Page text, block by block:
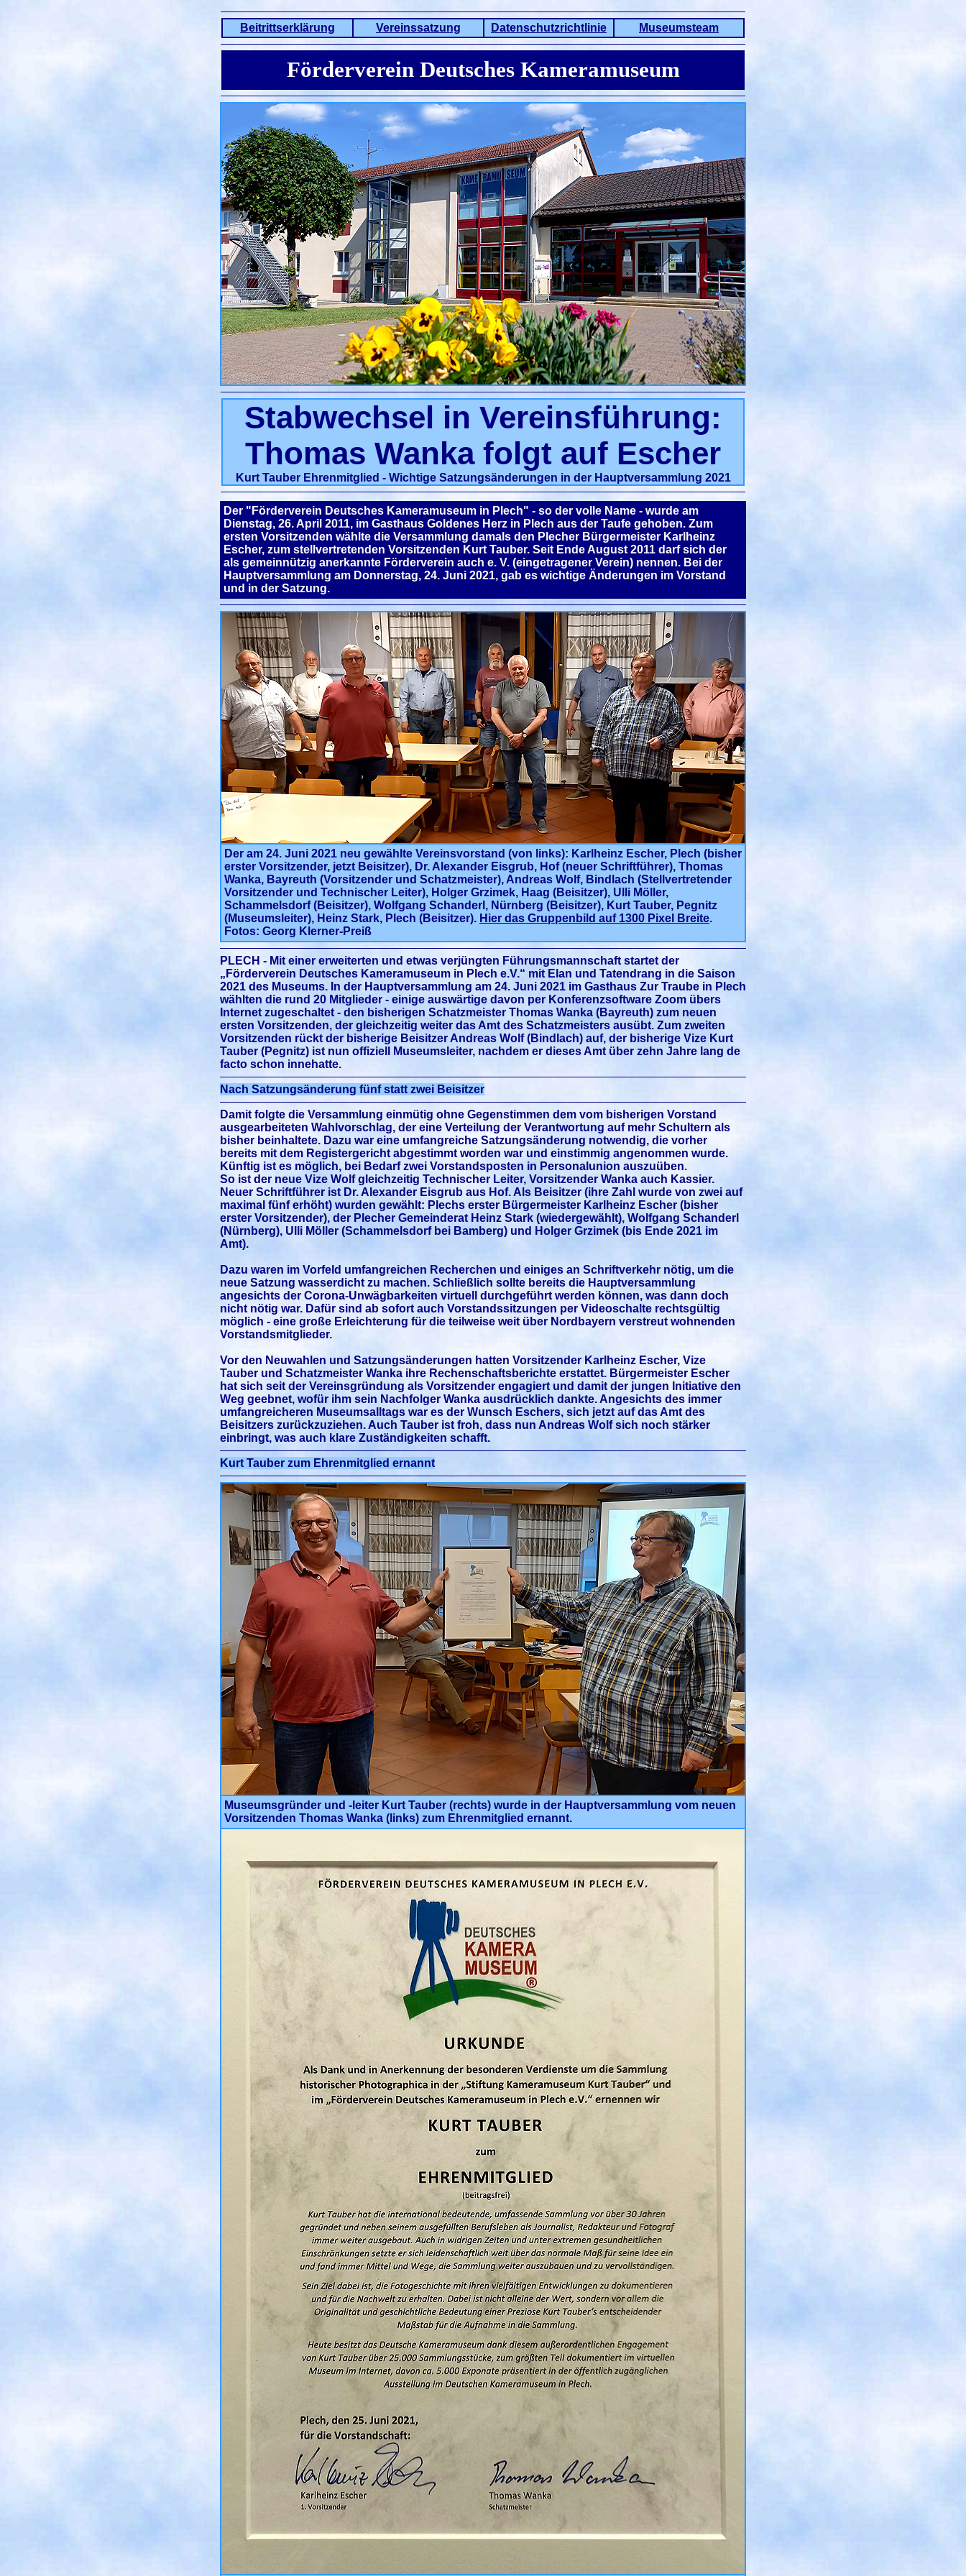
Beitrittserklärung Vereinssatzung Datenschutzrichtlinie Museumsteam
Förderverein Deutsches Kameramuseum
Stabwechsel in Vereinsführung:
Thomas Wanka folgt auf Escher
Kurt Tauber Ehrenmitglied - Wichtige Satzungsänderungen in der Hauptversammlung 2021
Der "Förderverein Deutsches Kameramuseum in Plech" - so der volle Name - wurde am
Dienstag, 26. April 2011, im Gasthaus Goldenes Herz in Plech aus der Taufe gehoben. Zum
ersten Vorsitzenden wählte die Versammlung damals den Plecher Bürgermeister Karlheinz
Escher, zum stellvertretenden Vorsitzenden Kurt Tauber. Seit Ende August 2011 darf sich der
als gemeinnützig anerkannte Förderverein auch e. V. (eingetragener Verein) nennen. Bei der
Hauptversammlung am Donnerstag, 24. Juni 2021, gab es wichtige Änderungen im Vorstand
und in der Satzung.
Der am 24. Juni 2021 neu gewählte Vereinsvorstand (von links): Karlheinz Escher, Plech (bisher
erster Vorsitzender, jetzt Beisitzer), Dr. Alexander Eisgrub, Hof (neuer Schriftführer), Thomas
Wanka, Bayreuth (Vorsitzender und Schatzmeister), Andreas Wolf, Bindlach (Stellvertretender
Vorsitzender und Technischer Leiter), Holger Grzimek, Haag (Beisitzer), Ulli Möller,
Schammelsdorf (Beisitzer), Wolfgang Schanderl, Nürnberg (Beisitzer), Kurt Tauber, Pegnitz
(Museumsleiter), Heinz Stark, Plech (Beisitzer). Hier das Gruppenbild auf 1300 Pixel Breite.
Fotos: Georg Klerner-Preiß
PLECH - Mit einer erweiterten und etwas verjüngten Führungsmannschaft startet der
„Förderverein Deutsches Kameramuseum in Plech e.V.“ mit Elan und Tatendrang in die Saison
2021 des Museums. In der Hauptversammlung am 24. Juni 2021 im Gasthaus Zur Traube in Plech
wählten die rund 20 Mitglieder - einige auswärtige davon per Konferenzsoftware Zoom übers
Internet zugeschaltet - den bisherigen Schatzmeister Thomas Wanka (Bayreuth) zum neuen
ersten Vorsitzenden, der gleichzeitig weiter das Amt des Schatzmeisters ausübt. Zum zweiten
Vorsitzenden rückt der bisherige Beisitzer Andreas Wolf (Bindlach) auf, der bisherige Vize Kurt
Tauber (Pegnitz) ist nun offiziell Museumsleiter, nachdem er dieses Amt über zehn Jahre lang de
facto schon innehatte.
Nach Satzungsänderung fünf statt zwei Beisitzer
Damit folgte die Versammlung einmütig ohne Gegenstimmen dem vom bisherigen Vorstand
ausgearbeiteten Wahlvorschlag, der eine Verteilung der Verantwortung auf mehr Schultern als
bisher beinhaltete. Dazu war eine umfangreiche Satzungsänderung notwendig, die vorher
bereits mit dem Registergericht abgestimmt worden war und einstimmig angenommen wurde.
Künftig ist es möglich, bei Bedarf zwei Vorstandsposten in Personalunion auszuüben.
So ist der neue Vize Wolf gleichzeitig Technischer Leiter, Vorsitzender Wanka auch Kassier.
Neuer Schriftführer ist Dr. Alexander Eisgrub aus Hof. Als Beisitzer (ihre Zahl wurde von zwei auf
maximal fünf erhöht) wurden gewählt: Plechs erster Bürgermeister Karlheinz Escher (bisher
erster Vorsitzender), der Plecher Gemeinderat Heinz Stark (wiedergewählt), Wolfgang Schanderl
(Nürnberg), Ulli Möller (Schammelsdorf bei Bamberg) und Holger Grzimek (bis Ende 2021 im
Amt).
Dazu waren im Vorfeld umfangreichen Recherchen und einiges an Schriftverkehr nötig, um die
neue Satzung wasserdicht zu machen. Schließlich sollte bereits die Hauptversammlung
angesichts der Corona-Unwägbarkeiten virtuell durchgeführt werden können, was dann doch
nicht nötig war. Dafür sind ab sofort auch Vorstandssitzungen per Videoschalte rechtsgültig
möglich - eine große Erleichterung für die teilweise weit über Nordbayern verstreut wohnenden
Vorstandsmitglieder.
Vor den Neuwahlen und Satzungsänderungen hatten Vorsitzender Karlheinz Escher, Vize
Tauber und Schatzmeister Wanka ihre Rechenschaftsberichte erstattet. Bürgermeister Escher
hat sich seit der Vereinsgründung als Vorsitzender engagiert und damit der jungen Initiative den
Weg geebnet, wofür ihm sein Nachfolger Wanka ausdrücklich dankte. Angesichts des immer
umfangreicheren Museumsalltags war es der Wunsch Eschers, sich jetzt auf das Amt des
Beisitzers zurückzuziehen. Auch Tauber ist froh, dass nun Andreas Wolf sich noch stärker
einbringt, was auch klare Zuständigkeiten schafft.
Kurt Tauber zum Ehrenmitglied ernannt
Museumsgründer und -leiter Kurt Tauber (rechts) wurde in der Hauptversammlung vom neuen
Vorsitzenden Thomas Wanka (links) zum Ehrenmitglied ernannt.